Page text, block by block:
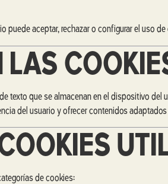
puede aceptar, rechazar o configurar el uso
LAS
texto que se almacenan en el dispositivo
del usuario y ofrecer contenidos
de cookies: